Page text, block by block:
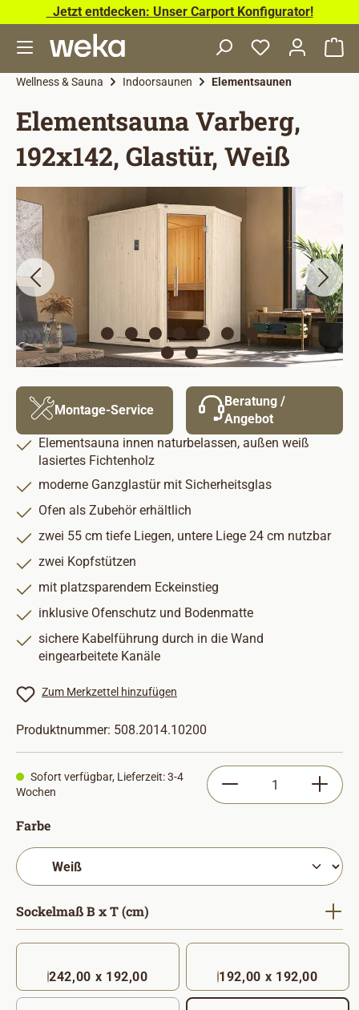
Zum Hauptinhalt springen
Jetzt entdecken: Unser Carport Konfigurator!
Wellness & Sauna Indoorsaunen Elementsaunen
Elementsauna Varberg,
192x142, Glastür, Weiß
Bildergalerie überspringen
Montage-Service
Beratung /
Angebot
Elementsauna innen naturbelassen, außen weiß
lasiertes Fichtenholz
moderne Ganzglastür mit Sicherheitsglas
Ofen als Zubehör erhältlich
zwei 55 cm tiefe Liegen, untere Liege 24 cm nutzbar
zwei Kopfstützen
mit platzsparendem Eckeinstieg
inklusive Ofenschutz und Bodenmatte
sichere Kabelführung durch in die Wand
eingearbeitete Kanäle
Zum Merkzettel hinzufügen
Produktnummer: 508.2014.10200
Sofort verfügbar, Lieferzeit: 3-4
Wochen
Produkt Anzahl:
Farbeauswählen
Sockelmaß B x T (cm)
242,00 x 192,00 192,00 x 192,00